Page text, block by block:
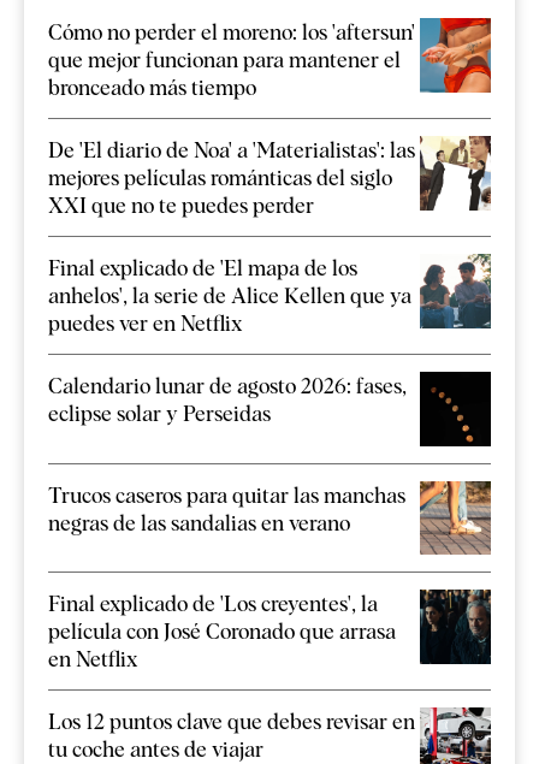
Cómo no perder el moreno: los 'aftersun'
que mejor funcionan para mantener el
bronceado más tiempo
De 'El diario de Noa' a 'Materialistas': las
mejores películas románticas del siglo
XXI que no te puedes perder
Final explicado de 'El mapa de los
anhelos', la serie de Alice Kellen que ya
puedes ver en Netflix
Calendario lunar de agosto 2026: fases,
eclipse solar y Perseidas
Trucos caseros para quitar las manchas
negras de las sandalias en verano
Final explicado de 'Los creyentes', la
película con José Coronado que arrasa
en Netflix
Los 12 puntos clave que debes revisar en
tu coche antes de viajar